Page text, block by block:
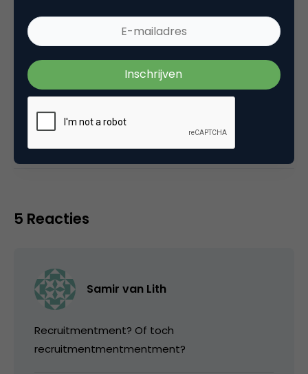
Categorie
Commerce
nieuws, recruitment
5 Reacties
Samir van Lith
Recruitmentment? Of toch
recruitmentmentmentment?